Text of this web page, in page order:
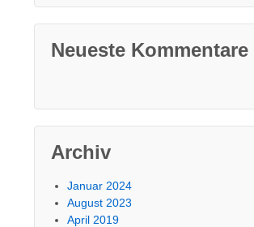
Neueste Kommentare
Archiv
Januar 2024
August 2023
April 2019